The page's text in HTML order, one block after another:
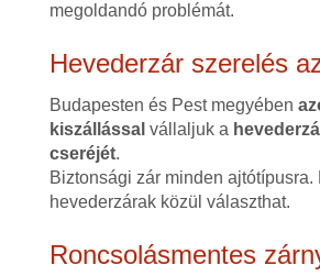
megoldandó problémát.
Hevederzár szerelés
Budapesten és Pest megyében
kiszállással vállaljuk a
cseréjét.
Biztonsági zár minden ajtótípusra.
hevederzárak közül választhat.
Roncsolásmentes